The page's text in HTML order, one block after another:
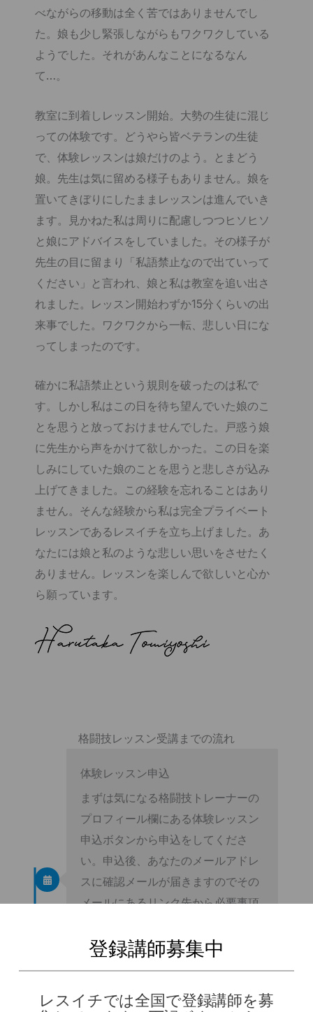
べながらの移動は全く苦ではありませんでし
た。娘も少し緊張しながらもワクワクしている
ようでした。それがあんなことになるなん
て…。
教室に到着しレッスン開始。大勢の生徒に混じ
っての体験です。どうやら皆ベテランの生徒
で、体験レッスンは娘だけのよう。とまどう
娘。先生は気に留める様子もありません。娘を
置いてきぼりにしたままレッスンは進んでいき
ます。見かねた私は周りに配慮しつつヒソヒソ
と娘にアドバイスをしていました。その様子が
先生の目に留まり「私語禁止なので出ていって
ください」と言われ、娘と私は教室を追い出さ
れました。レッスン開始わずか15分くらいの出
来事でした。ワクワクから一転、悲しい日にな
ってしまったのです。
確かに私語禁止という規則を破ったのは私で
す。しかし私はこの日を待ち望んでいた娘のこ
とを思うと放っておけませんでした。戸惑う娘
に先生から声をかけて欲しかった。この日を楽
しみにしていた娘のことを思うと悲しさが込み
上げてきました。この経験を忘れることはあり
ません。そんな経験から私は完全プライベート
レッスンであるレスイチを立ち上げました。あ
なたには娘と私のような悲しい思いをさせたく
ありません。レッスンを楽しんで欲しいと心か
ら願っています。
格闘技レッスン受講までの流れ
体験レッスン申込
まずは気になる格闘技トレーナーの
プロフィール欄にある体験レッスン
申込ボタンから申込をしてくださ
い。申込後、あなたのメールアドレ
スに確認メールが届きますのでその
メールにあるリンク先から必要事項
い。
登録講師募集中
レスイチでは全国で登録講師を募